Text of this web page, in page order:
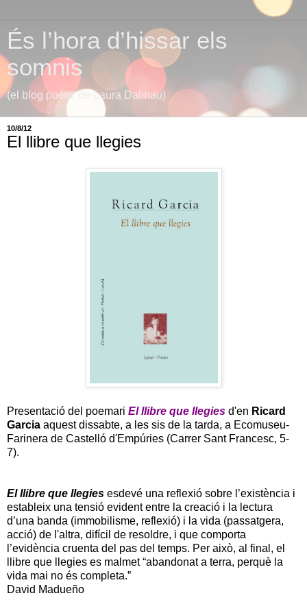
És l’hora d’hissar els
somnis
(el blog poètic de Laura Dalmau)
10/8/12
El llibre que llegies
Presentació del poemari El llibre que llegies d'en Ricard
Garcia aquest dissabte, a les sis de la tarda, a Ecomuseu-
Farinera de Castelló d'Empúries (Carrer Sant Francesc, 5-
7).
El llibre que llegies esdevé una reflexió sobre l’existència i
estableix una tensió evident entre la creació i la lectura
d’una banda (immobilisme, reflexió) i la vida (passatgera,
acció) de l'altra, difícil de resoldre, i que comporta
l’evidència cruenta del pas del temps. Per això, al final, el
llibre que llegies es malmet “abandonat a terra, perquè la
vida mai no és completa.”
David Madueño